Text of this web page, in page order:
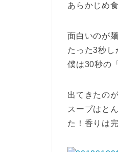
あらかじめ
面白いのが
たった3秒し
僕は30秒の
出てきたの
スープはと
た！香りは